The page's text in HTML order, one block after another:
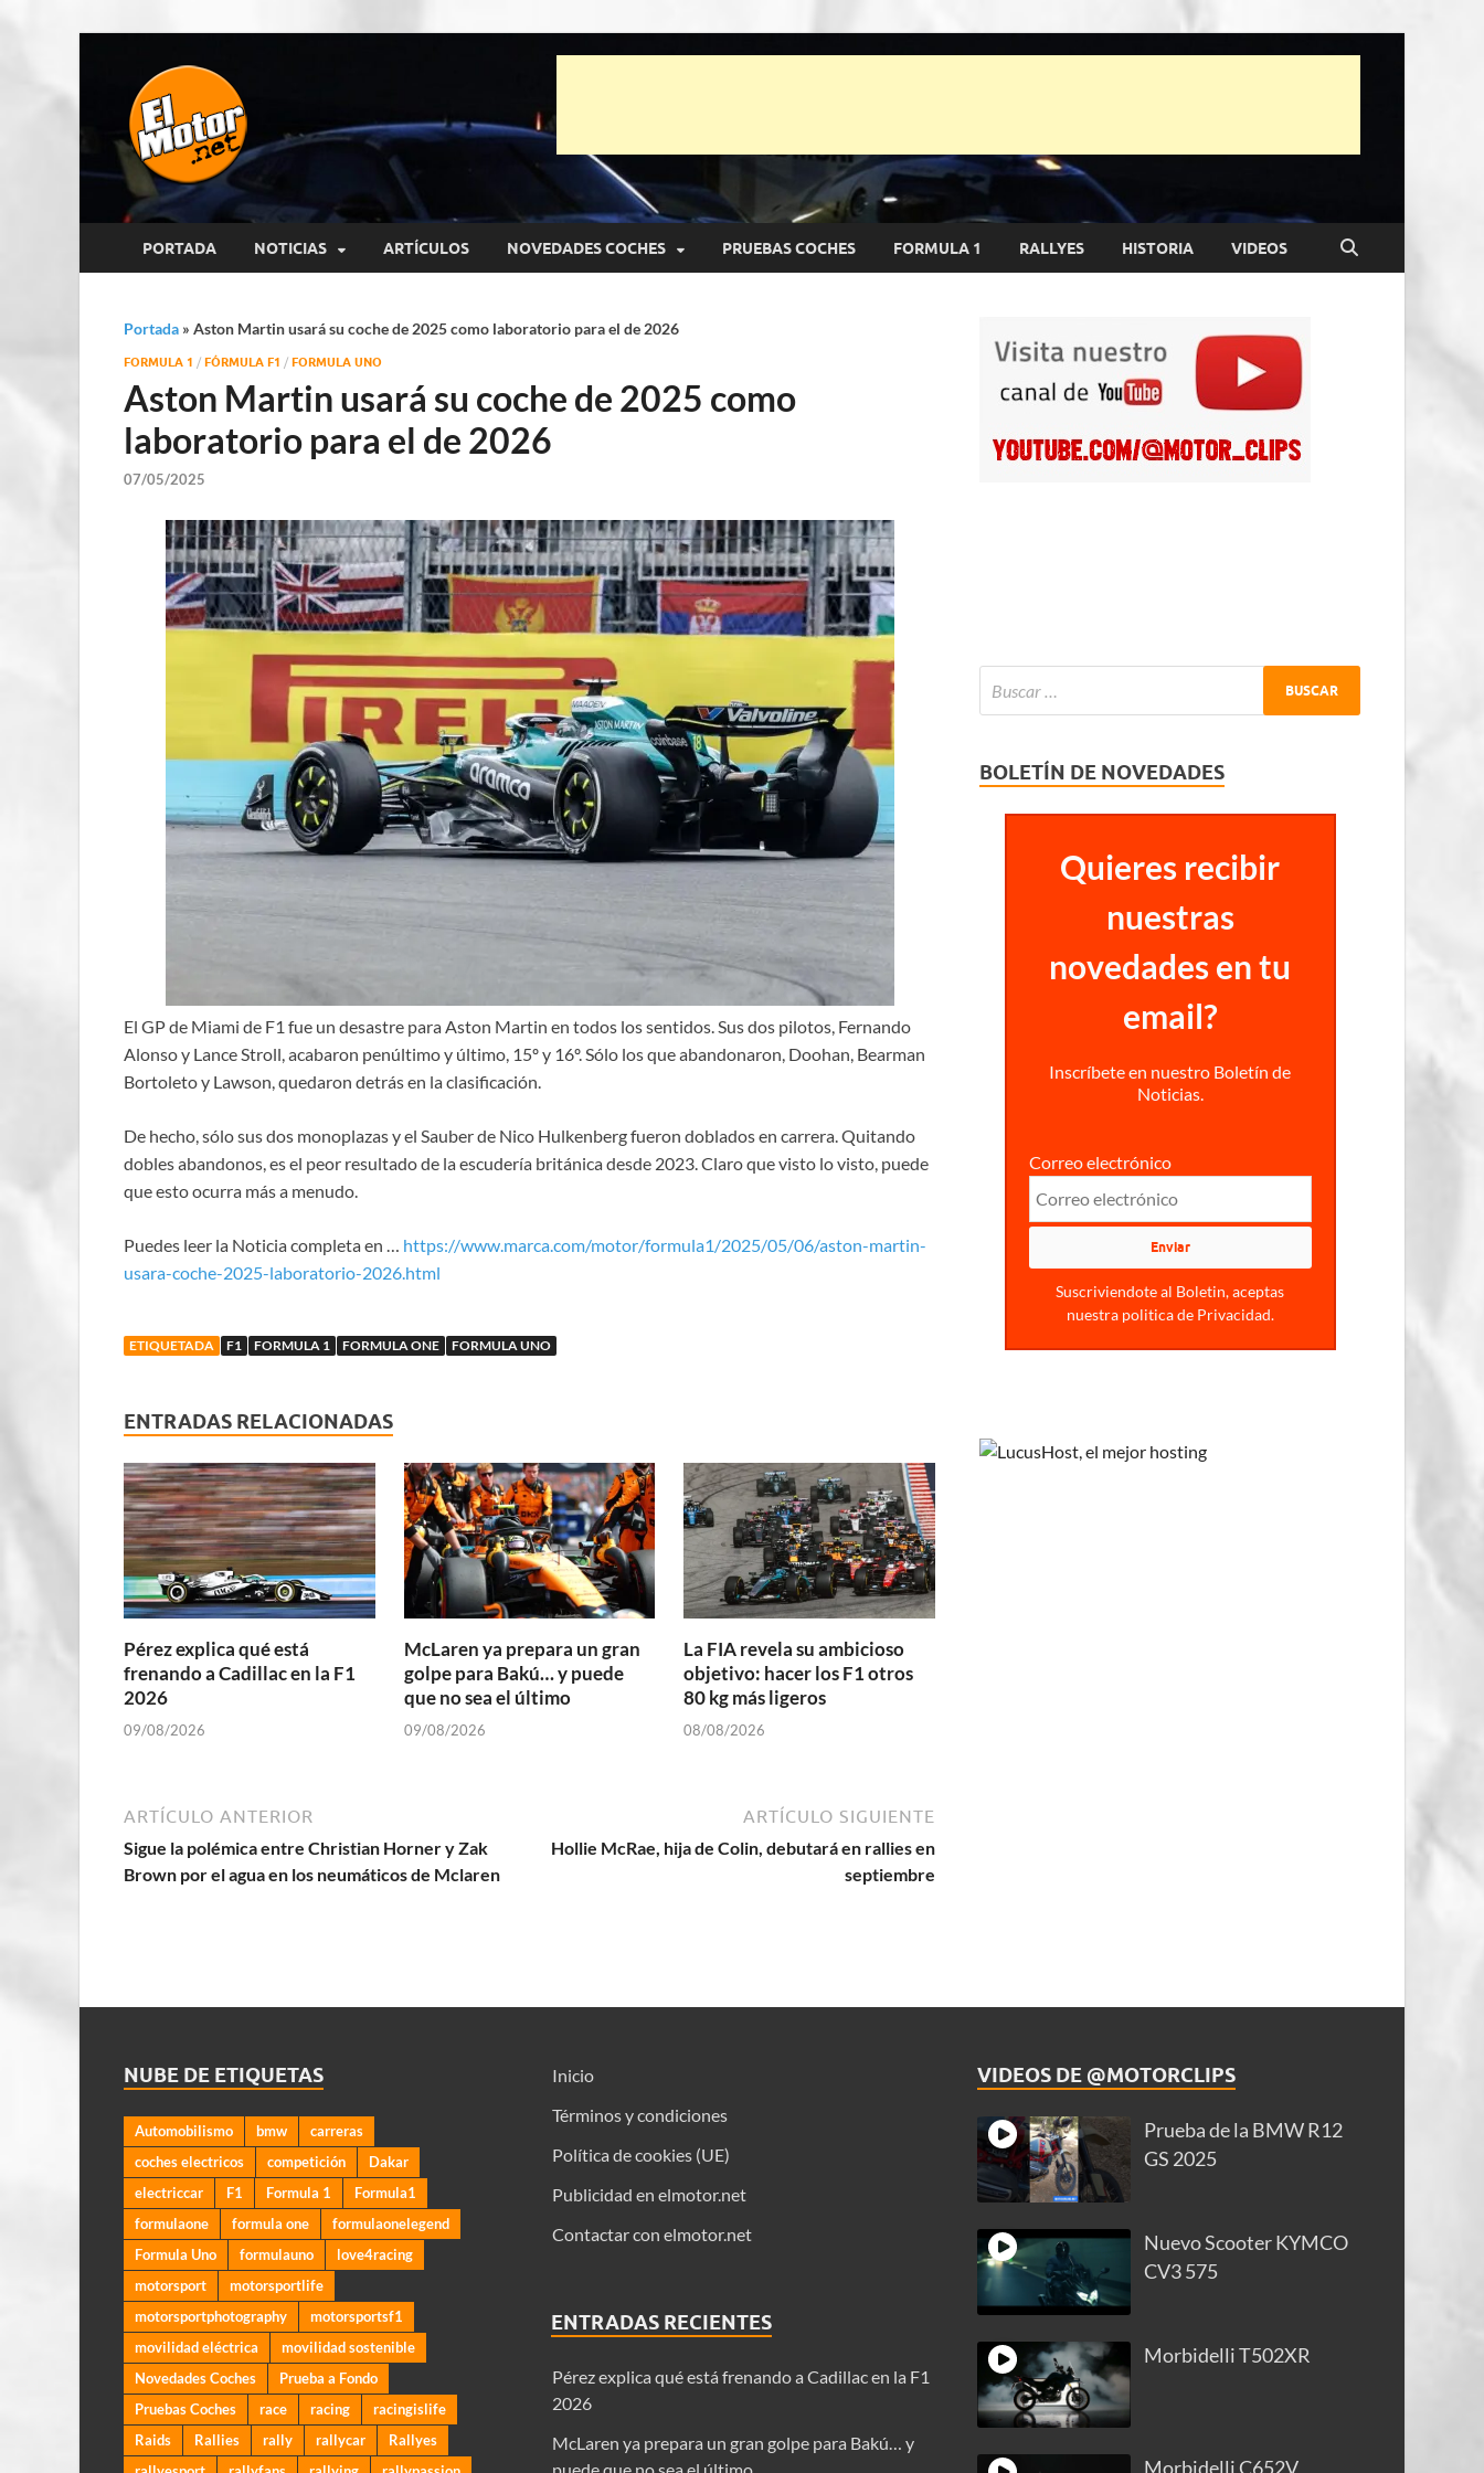
El Motor punto Net
PORTADA NOTICIAS ARTÍCULOS NOVEDADES COCHES PRUEBAS COCHES FORMULA 1 RALLYES HISTORIA VIDEOS
Portada » Aston Martin usará su coche de 2025 como laboratorio para el de 2026
FORMULA 1 / FÓRMULA F1 / FORMULA UNO
Aston Martin usará su coche de 2025 como
laboratorio para el de 2026
07/05/2025
El GP de Miami de F1 fue un desastre para Aston Martin en todos los sentidos. Sus dos pilotos, Fernando
Alonso y Lance Stroll, acabaron penúltimo y último, 15º y 16º. Sólo los que abandonaron, Doohan, Bearman
Bortoleto y Lawson, quedaron detrás en la clasificación.
De hecho, sólo sus dos monoplazas y el Sauber de Nico Hulkenberg fueron doblados en carrera. Quitando
dobles abandonos, es el peor resultado de la escudería británica desde 2023. Claro que visto lo visto, puede
que esto ocurra más a menudo.
Puedes leer la Noticia completa en … https://www.marca.com/motor/formula1/2025/05/06/aston-martin-
usara-coche-2025-laboratorio-2026.html
ETIQUETADA F1 FORMULA 1 FORMULA ONE FORMULA UNO
ENTRADAS RELACIONADAS
Pérez explica qué está
frenando a Cadillac en la F1
2026
09/08/2026
McLaren ya prepara un gran
golpe para Bakú… y puede
que no sea el último
09/08/2026
La FIA revela su ambicioso
objetivo: hacer los F1 otros
80 kg más ligeros
08/08/2026
ARTÍCULO ANTERIOR
Sigue la polémica entre Christian Horner y Zak
Brown por el agua en los neumáticos de Mclaren
ARTÍCULO SIGUIENTE
Hollie McRae, hija de Colin, debutará en rallies en
septiembre
BOLETÍN DE NOVEDADES
Quieres recibir
nuestras
novedades en tu
email?
Inscríbete en nuestro Boletín de
Noticias.
Correo electrónico
Suscriviendote al Boletin, aceptas
nuestra politica de Privacidad.
NUBE DE ETIQUETAS
Automobilismo bmw
carreras
coches electricos
competición
Dakar
electriccar
F1 Formula 1
Formula1
formulaone
formula one
formulaonelegend
Formula Uno
formulauno
love4racing
motorsport
motorsportlife
motorsportphotography
motorsportsf1
movilidad eléctrica
movilidad sostenible
Novedades Coches
Prueba a Fondo
Pruebas Coches
race racing
racingislife
Raids
Rallies rally rallycar
Rallyes
Inicio
Términos y condiciones
Política de cookies (UE)
Publicidad en elmotor.net
Contactar con elmotor.net
ENTRADAS RECIENTES
Pérez explica qué está frenando a Cadillac en la F1
2026
McLaren ya prepara un gran golpe para Bakú… y
puede que no sea el último
VIDEOS DE @MOTORCLIPS
Prueba de la BMW R12
GS 2025
Nuevo Scooter KYMCO
CV3 575
Morbidelli T502XR
Morbidelli C652V